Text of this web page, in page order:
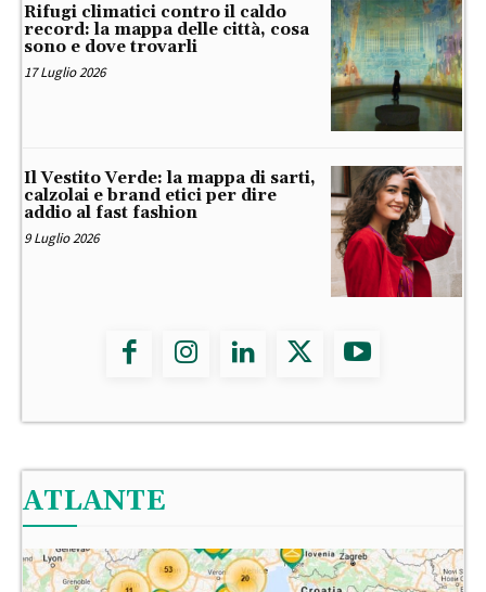
Rifugi climatici contro il caldo
record: la mappa delle città, cosa
sono e dove trovarli
17 Luglio 2026
Il Vestito Verde: la mappa di sarti,
calzolai e brand etici per dire
addio al fast fashion
9 Luglio 2026
ATLANTE